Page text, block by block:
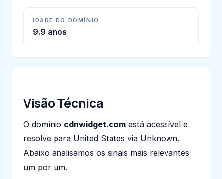
IDADE DO DOMÍNIO
9.9 anos
Visão Técnica
O domínio cdnwidget.com está acessível e
resolve para United States via Unknown.
Abaixo analisamos os sinais mais relevantes
um por um.